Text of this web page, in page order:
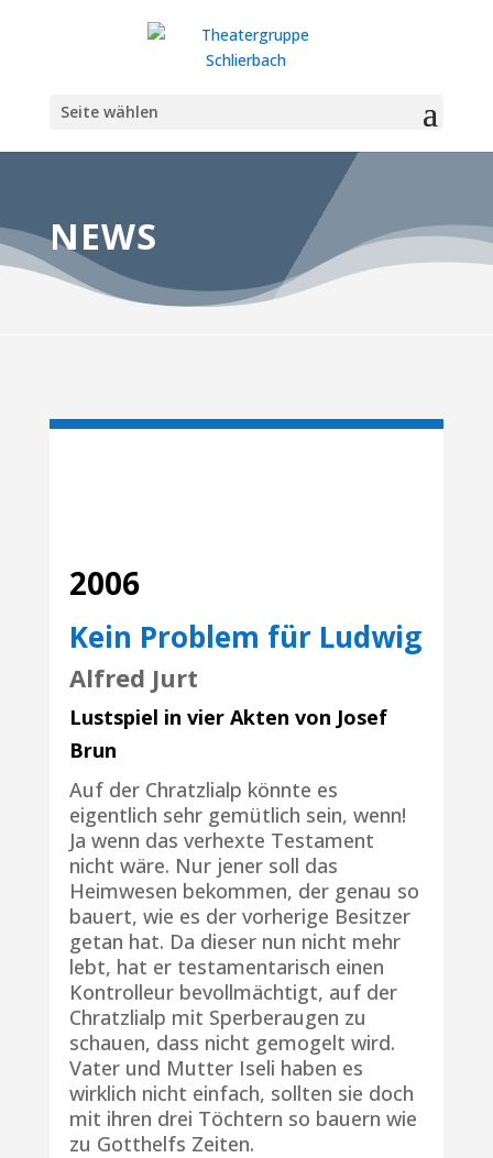
Seite wählen
NEWS
2006
Kein Problem für Ludwig
Alfred Jurt
Lustspiel in vier Akten von Josef
Brun
Auf der Chratzlialp könnte es
eigentlich sehr gemütlich sein, wenn!
Ja wenn das verhexte Testament
nicht wäre. Nur jener soll das
Heimwesen bekommen, der genau so
bauert, wie es der vorherige Besitzer
getan hat. Da dieser nun nicht mehr
lebt, hat er testamentarisch einen
Kontrolleur bevollmächtigt, auf der
Chratzlialp mit Sperberaugen zu
schauen, dass nicht gemogelt wird.
Vater und Mutter Iseli haben es
wirklich nicht einfach, sollten sie doch
mit ihren drei Töchtern so bauern wie
zu Gotthelfs Zeiten.